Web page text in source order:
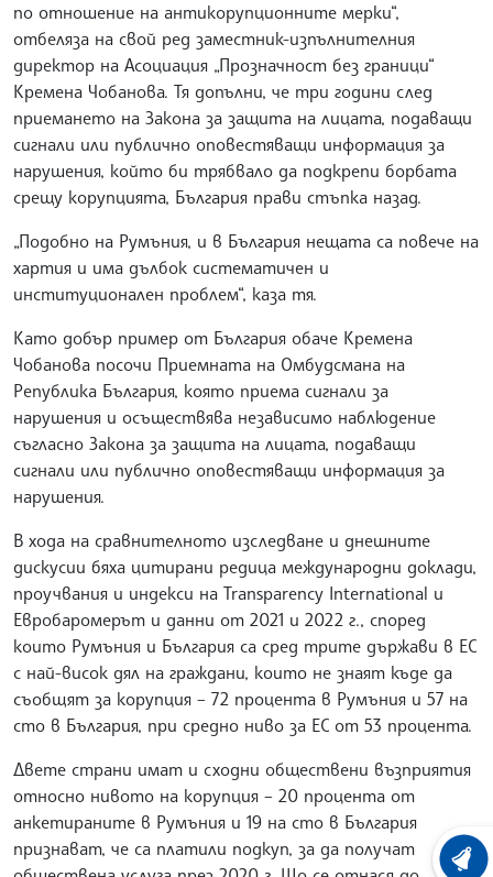
по отношение на антикорупционните мерки“,
отбеляза на свой ред заместник-изпълнителния
директор на Асоциация „Прозначност без граници“
Кремена Чобанова. Тя допълни, че три години след
приемането на Закона за защита на лицата, подаващи
сигнали или публично оповестяващи информация за
нарушения, който би трябвало да подкрепи борбата
срещу корупцията, България прави стъпка назад.
„Подобно на Румъния, и в България нещата са повече на
хартия и има дълбок систематичен и
институционален проблем“, каза тя.
Като добър пример от България обаче Кремена
Чобанова посочи Приемната на Омбудсмана на
Република България, която приема сигнали за
нарушения и осъществява независимо наблюдение
съгласно Закона за защита на лицата, подаващи
сигнали или публично оповестяващи информация за
нарушения.
В хода на сравнителното изследване и днешните
дискусии бяха цитирани редица международни доклади,
проучвания и индекси на Transparency International и
Евробаромерът и данни от 2021 и 2022 г., според
които Румъния и България са сред трите държави в ЕС
с най-висок дял на граждани, които не знаят къде да
съобщят за корупция – 72 процента в Румъния и 57 на
сто в България, при средно ниво за ЕС от 53 процента.
Двете страни имат и сходни обществени възприятия
относно нивото на корупция – 20 процента от
анкетираните в Румъния и 19 на сто в България
признават, че са платили подкуп, за да получат